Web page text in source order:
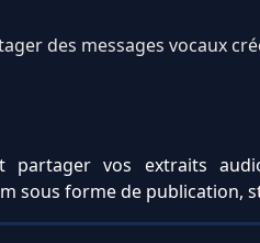
des messages vocaux
partager vos extraits
sous forme de publication,